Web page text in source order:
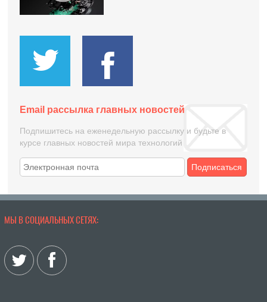
Email рассылка главных новостей
Подпишитесь на еженедельную рассылку и будьте в
курсе главных новостей мира технологий
Подписаться
МЫ В СОЦИАЛЬНЫХ СЕТЯХ: